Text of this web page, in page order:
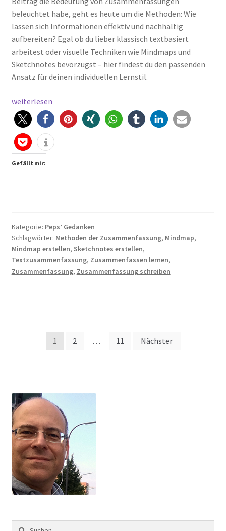
beleuchtet habe, geht es heute um die Methoden: Wie
lassen sich Informationen effektiv und nachhaltig
aufbereiten? Egal ob du lieber klassisch textbasiert
arbeitest oder visuelle Techniken wie Mindmaps und
Sketchnotes bevorzugst – hier findest du den passenden
Ansatz für deinen individuellen Lernstil.
Mit
Klarheit
zum
Kern:
Methoden
der
weiterlesen
Gefällt mir:
Kategorie: Peps’ Gedanken
Schlagwörter: Methoden der Zusammenfassung, Mindmap,
Mindmap erstellen, Sketchnotes erstellen,
Textzusammenfassung, Zusammenfassen lernen,
Zusammenfassung, Zusammenfassung schreiben
Seitennummerierung
1 2 … 11 Nächster
Suchen